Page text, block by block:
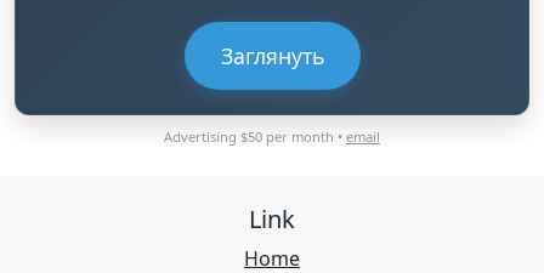
Заглянуть
Advertising $50 per month • email
Link
Home